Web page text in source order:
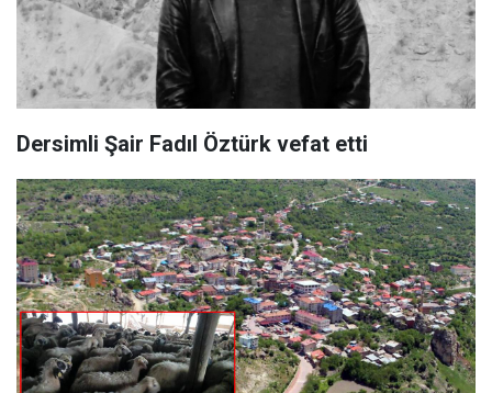
Dersimli Şair Fadıl Öztürk vefat etti